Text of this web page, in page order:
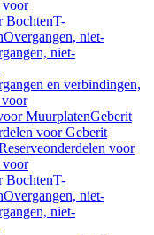
voor
BochtenT-
Overgangen, niet-
niet-
en verbindingen,
voor
MuurplatenGeberit
voor Geberit
voor
voor
BochtenT-
Overgangen, niet-
niet-